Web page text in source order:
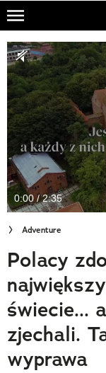
Skip
main
content
NATIONAL
TRAVELER
PODCASTY
Sklep
Newsletter
Cuda Polski
Wielki Konkurs
Trendbook
Polecane
0:00 / 2:35
Adventure
Polacy
świecie...
zjechali.
wyprawa